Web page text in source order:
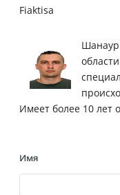
Fiaktisa
Имеет более 10 лет
Имя